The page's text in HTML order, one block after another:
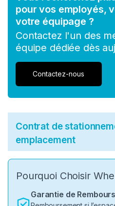
pour vos employés,
votre équipage ?
Contactez l'un des
équipe dédiée dès
Contactez-nous
Contrat de
emplacement
Pourquoi Choisir
Garantie de